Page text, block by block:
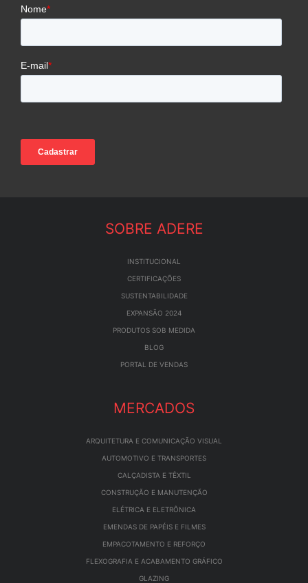
SOBRE ADERE
INSTITUCIONAL
CERTIFICAÇÕES
SUSTENTABILIDADE
EXPANSÃO 2024
PRODUTOS SOB MEDIDA
BLOG
PORTAL DE VENDAS
MERCADOS
ARQUITETURA E COMUNICAÇÃO VISUAL
AUTOMOTIVO E TRANSPORTES
CALÇADISTA E TÊXTIL
CONSTRUÇÃO E MANUTENÇÃO
ELÉTRICA E ELETRÔNICA
EMENDAS DE PAPÉIS E FILMES
EMPACOTAMENTO E REFORÇO
FLEXOGRAFIA E ACABAMENTO GRÁFICO
GLAZING